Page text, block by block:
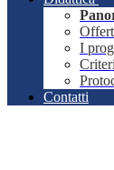
I
Contatti